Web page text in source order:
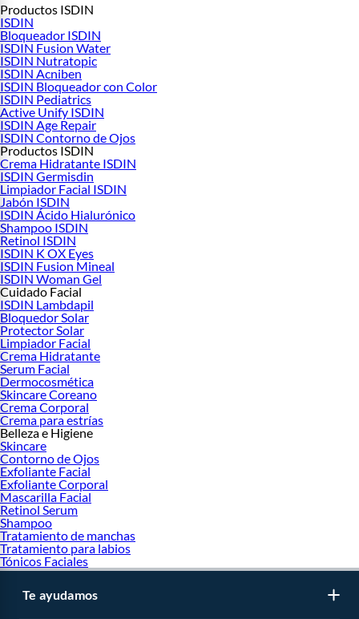
Productos ISDIN
ISDIN
Bloqueador ISDIN
ISDIN Fusion Water
ISDIN Nutratopic
ISDIN Acniben
ISDIN Bloqueador con Color
ISDIN Pediatrics
Active Unify ISDIN
ISDIN Age Repair
ISDIN Contorno de Ojos
Productos ISDIN
Crema Hidratante ISDIN
ISDIN Germisdin
Limpiador Facial ISDIN
Jabón ISDIN
ISDIN Ácido Hialurónico
Shampoo ISDIN
Retinol ISDIN
ISDIN K OX Eyes
ISDIN Fusion Mineal
ISDIN Woman Gel
Cuidado Facial
ISDIN Lambdapil
Bloquedor Solar
Protector Solar
Limpiador Facial
Crema Hidratante
Serum Facial
Dermocosmética
Skincare Coreano
Crema Corporal
Crema para estrías
Belleza e Higiene
Skincare
Contorno de Ojos
Exfoliante Facial
Exfoliante Corporal
Mascarilla Facial
Retinol Serum
Shampoo
Tratamiento de manchas
Tratamiento para labios
Tónicos Faciales
Te ayudamos